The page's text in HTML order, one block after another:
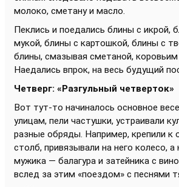
молоко, сметану и масло.
Пеклись и поедались блины с икрой,
мукой, блины с картошкой, блины с
блины, смазывая сметаной,
Наедались впрок, на весь будущий
Четверг: «Разгульный четверток»
Вот тут-то начиналось основное
улицам, пели частушки, устраивали
разные обряды. Например, крепили к
столб, привязывали на него колесо, а
мужика — балагура и затейника с
вслед за этим «поездом» с песнями